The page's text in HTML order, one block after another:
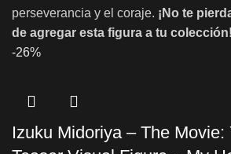
perseverancia y el coraje. ¡No te
de agregar esta figura a tu colección!
-26%
Izuku Midoriya – The Movie: